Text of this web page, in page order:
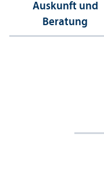
Auskunft und
Beratung